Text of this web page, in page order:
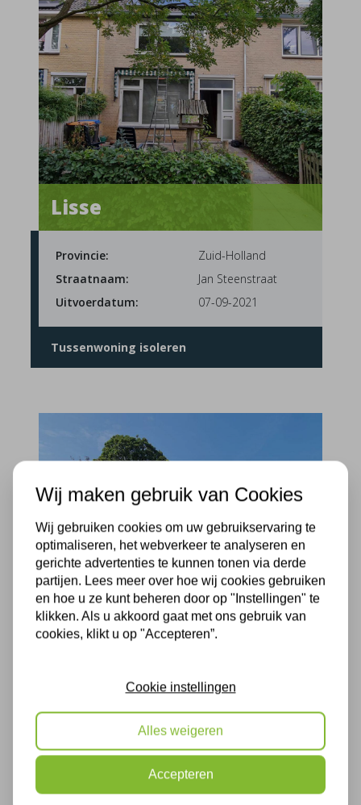
Lisse
Provincie:
Zuid-Holland
Straatnaam:
Jan Steenstraat
Uitvoerdatum:
07-09-2021
Tussenwoning isoleren
Straatnaam:
Nassaustraat
07-09-2021
Wij maken gebruik van Cookies
Wij gebruiken cookies om uw gebruikservaring te
optimaliseren, het webverkeer te analyseren en
gerichte advertenties te kunnen tonen via derde
partijen. Lees meer over hoe wij cookies gebruiken
en hoe u ze kunt beheren door op "Instellingen" te
klikken. Als u akkoord gaat met ons gebruik van
cookies, klikt u op "Accepteren”.
Cookie instellingen
Alles weigeren
Accepteren